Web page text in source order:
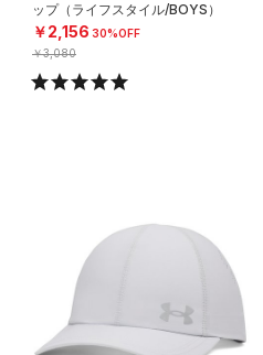
ップ（ライフスタイル/BOYS）
￥2,156 30%OFF
￥3,080